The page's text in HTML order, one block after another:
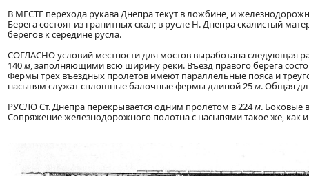
В МЕСТЕ перехода рукава Днепра текут в ложбине, и
Берега состоят из гранитных скал; в русле Н. Днепра скалистый
берегов к середине русла.
СОГЛАСНО условий местности для мостов выработана следующая
140м, заполняющими всю ширину реки. Въезд правого берега
Фермы трех въездных пролетов имеют параллельные пояса и
насыпям служат сплошные балочные фермы длиной 25м. Общая
РУСЛО Ст. Днепра перекрывается одним пролетом в 224м. Боковые
Сопряжение железнодорожного полотна с насыпями такое же, как